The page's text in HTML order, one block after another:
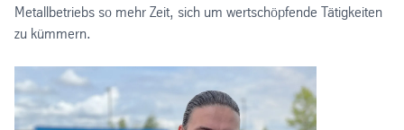
Metallbetriebs so mehr Zeit, sich um wertschöpfende Tätigkeiten
zu kümmern.